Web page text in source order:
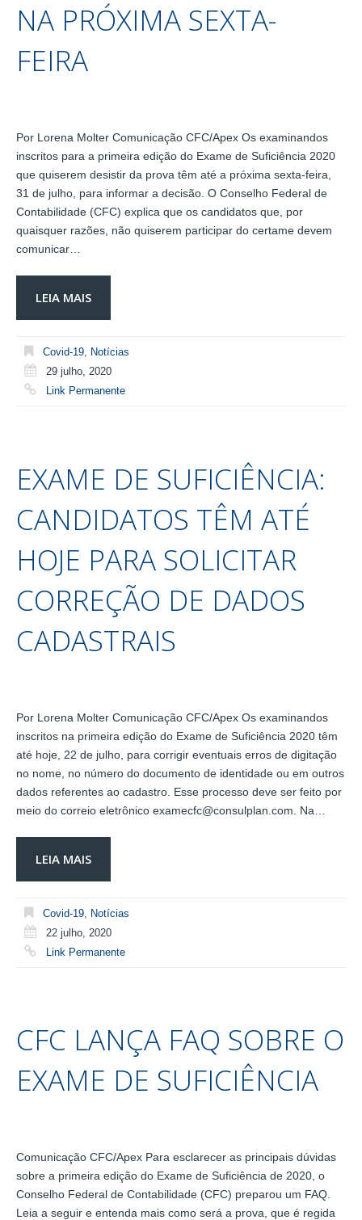
NA PRÓXIMA SEXTA-
FEIRA
Por Lorena Molter Comunicação CFC/Apex Os examinandos
inscritos para a primeira edição do Exame de Suficiência 2020
que quiserem desistir da prova têm até a próxima sexta-feira,
31 de julho, para informar a decisão. O Conselho Federal de
Contabilidade (CFC) explica que os candidatos que, por
quaisquer razões, não quiserem participar do certame devem
comunicar…
LEIA MAIS
Covid-19, Notícias
29 julho, 2020
Link Permanente
EXAME DE SUFICIÊNCIA:
CANDIDATOS TÊM ATÉ
HOJE PARA SOLICITAR
CORREÇÃO DE DADOS
CADASTRAIS
Por Lorena Molter Comunicação CFC/Apex Os examinandos
inscritos na primeira edição do Exame de Suficiência 2020 têm
até hoje, 22 de julho, para corrigir eventuais erros de digitação
no nome, no número do documento de identidade ou em outros
dados referentes ao cadastro. Esse processo deve ser feito por
meio do correio eletrônico examecfc@consulplan.com. Na…
LEIA MAIS
Covid-19
Notícias
22 julho, 2020
Link Permanente
CFC LANÇA FAQ SOBRE O
EXAME DE SUFICIÊNCIA
Comunicação CFC/Apex Para esclarecer as principais dúvidas
sobre a primeira edição do Exame de Suficiência de 2020, o
Conselho Federal de Contabilidade (CFC) preparou um FAQ.
Leia a seguir e entenda mais como será a prova, que é regida